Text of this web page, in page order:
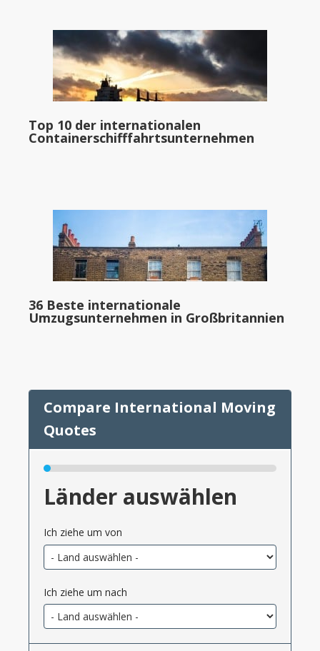
Top 10 der internationalen
Containerschifffahrtsunternehmen
36 Beste internationale
Umzugsunternehmen in Großbritannien
Länder auswählen
Ich ziehe um von
Ich ziehe um nach